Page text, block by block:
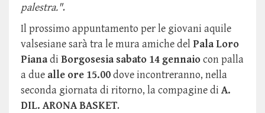
palestra.".
Il prossimo appuntamento per le giovani aquile
valsesiane sarà tra le mura amiche delPala Loro
Pianadi Borgosesia sabato 14 gennaiocon palla
a due alle ore 15.00dove incontreranno, nella
seconda giornata di ritorno, la compagine di A.
DIL. ARONA BASKET.